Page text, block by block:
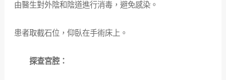
由醫生對外陰和陰道進行消毒，避免感染。
患者取截石位，仰臥在手術床上。
探查宮腔：